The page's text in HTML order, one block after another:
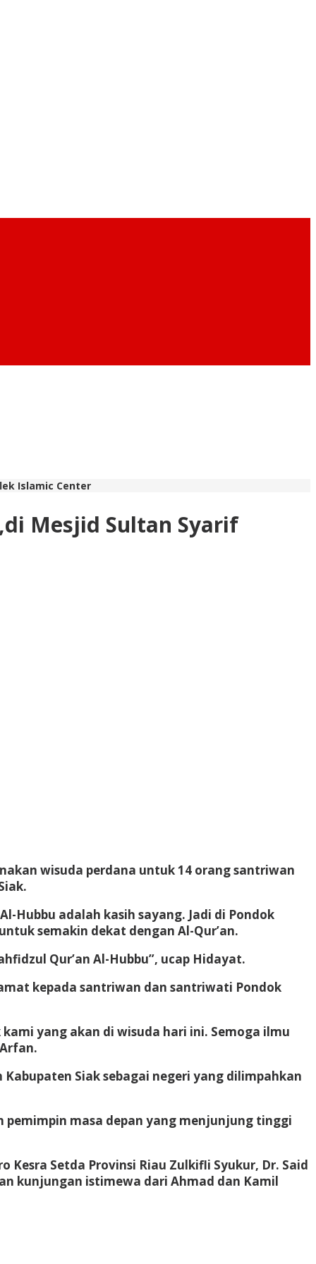
Islamic Center
Mesjid Sultan Syarif
wisuda perdana untuk 14 orang santriwan
Hubbu adalah kasih sayang. Jadi di Pondok
semakin dekat dengan Al-Qur’an.
Qur’an Al-Hubbu”, ucap Hidayat.
kepada santriwan dan santriwati Pondok
yang akan di wisuda hari ini. Semoga ilmu
Siak sebagai negeri yang dilimpahkan
pemimpin masa depan yang menjunjung tinggi
Kesra Setda Provinsi Riau Zulkifli Syukur, Dr. Said
kunjungan istimewa dari Ahmad dan Kamil